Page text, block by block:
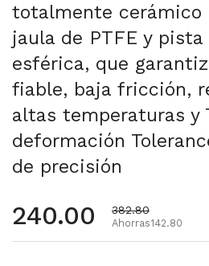
totalmente cerámico
jaula de PTFE y
esférica, que
fiable, baja fricción,
altas temperaturas y
deformación
de precisión
Precio habitual
240.00 Precio de oferta
382.80
Ahorras142.80